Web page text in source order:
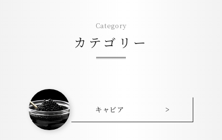
Category
カテゴリー
キャビア >